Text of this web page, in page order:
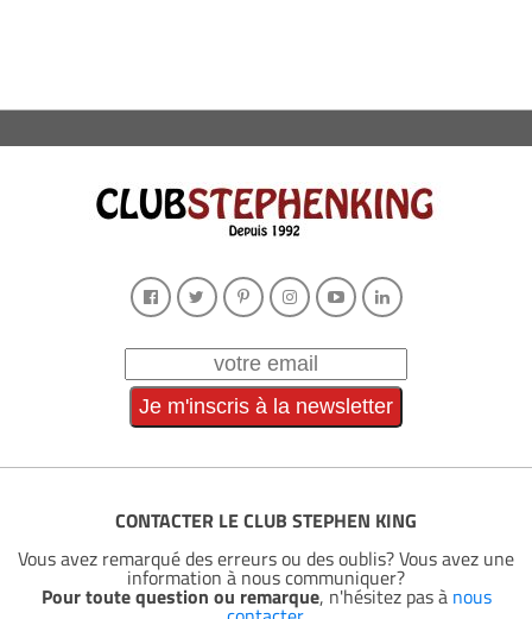
CONTACTER LE CLUB STEPHEN KING
Vous avez remarqué des erreurs ou des oublis? Vous avez une
information à nous communiquer?
Pour toute question ou remarque, n'hésitez pas à nous